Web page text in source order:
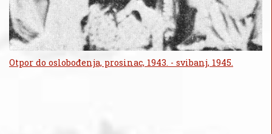
Otpor do oslobođenja, prosinac, 1943. - svibanj, 1945.